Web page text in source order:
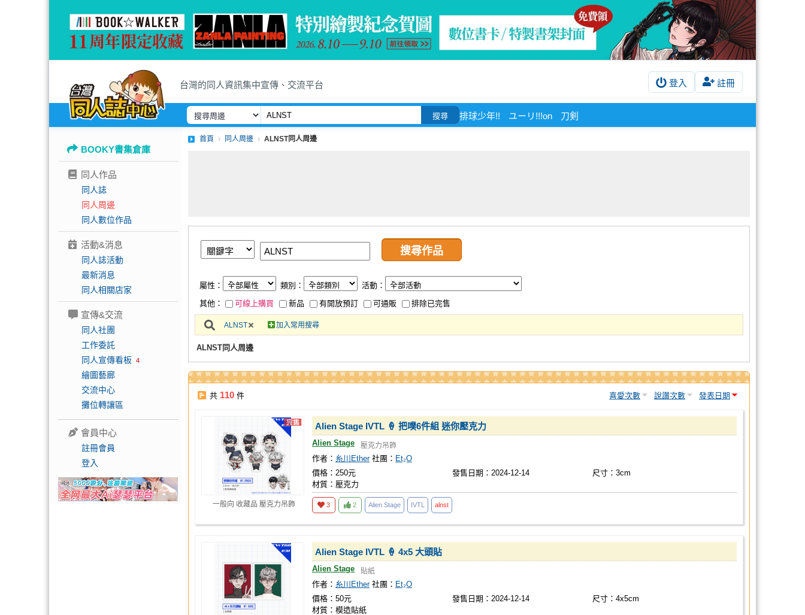
台灣的同人資訊集中宣傳、交流平台 登入 註冊
搜尋 排球少年!! ユーリ!!!on 刀剣
BOOKY書集倉庫
同人作品
同人誌
同人周邊
同人數位作品
活動&消息
同人誌活動
最新消息
同人相關店家
宣傳&交流
同人社團
工作委託
同人宣傳看板 4
繪圖藝廊
交流中心
攤位轉讓區
會員中心
註冊會員
登入
首頁 同人周邊 ALNST同人周邊
屬性： 類別：
活動：
其他：
可線上購買 新品 有開放預訂 可通販 排除已完售
ALNST 加入常用搜尋
ALNST同人周邊
共 110 件 喜愛次數 說讚次數 發表日期
一般向 收藏品 壓克力吊飾
Alien Stage IVTL 🍦 把噗6件組 迷你壓克力
Alien Stage 壓克力吊飾
作者： 糸川Ether 社團： Et₂O
價格：250元
發售日期：2024-12-14
尺寸：3cm
材質：壓克力
3 2 Alien Stage IVTL alnst
Alien Stage IVTL 🍦 4x5 大頭貼
Alien Stage 貼紙
作者： 糸川Ether 社團： Et₂O
價格：50元
發售日期：2024-12-14
尺寸：4x5cm
材質：模造貼紙